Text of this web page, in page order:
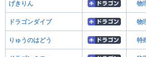
げきりん 物
ドラゴンダイブ 物
りゅうのはどう 特